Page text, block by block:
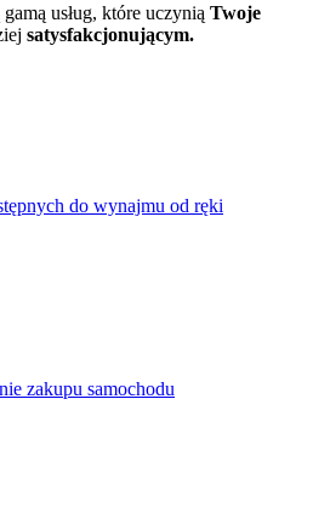
usług, które uczynią Twoje
satysfakcjonującym.
do wynajmu od ręki
zakupu samochodu